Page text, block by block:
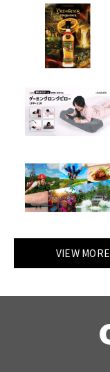
VIEW MORE